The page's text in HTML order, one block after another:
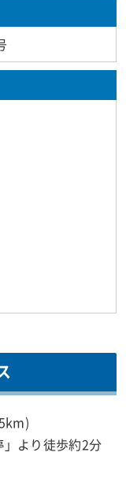
」より徒歩約2分